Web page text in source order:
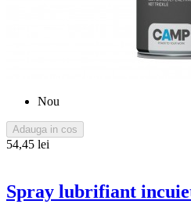
Nou
Adauga in cos
54,45 lei
Spray lubrifiant